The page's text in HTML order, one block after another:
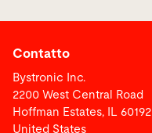
Contatto
Bystronic Inc.
2200 West Central Road
Hoffman Estates, IL 60192
United States